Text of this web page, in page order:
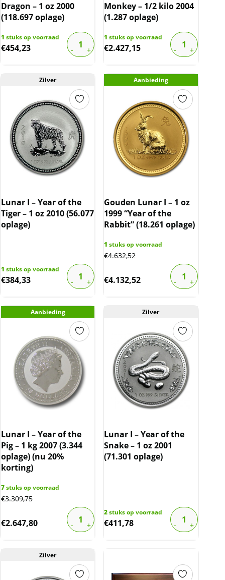
Dragon – 1 oz 2000
(118.697 oplage)
1 stuks op voorraad
€454,23
Monkey – 1/2 kilo 2004
(1.287 oplage)
1 stuks op voorraad
€2.427,15
Zilver
Lunar I – Year of the
Tiger – 1 oz 2010 (56.077
oplage)
1 stuks op voorraad
€384,33
Aanbieding
Gouden Lunar I – 1 oz
1999 “Year of the
Rabbit” (18.261 oplage)
1 stuks op voorraad
€4.632,52
€4.132,52
Aanbieding
Lunar I – Year of the
Pig – 1 kg 2007 (3.344
oplage) (nu 20%
korting)
7stuks op voorraad
€3.309,75
€2.647,80
Zilver
Lunar I – Year of the
Snake – 1 oz 2001
(71.301 oplage)
2stuks op voorraad
€411,78
Zilver